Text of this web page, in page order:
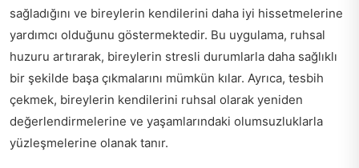
sağladığını ve bireylerin kendilerini daha iyi hissetmelerine
yardımcı olduğunu göstermektedir. Bu uygulama, ruhsal
huzuru artırarak, bireylerin stresli durumlarla daha sağlıklı
bir şekilde başa çıkmalarını mümkün kılar. Ayrıca, tesbih
çekmek, bireylerin kendilerini ruhsal olarak yeniden
değerlendirmelerine ve yaşamlarındaki olumsuzluklarla
yüzleşmelerine olanak tanır.